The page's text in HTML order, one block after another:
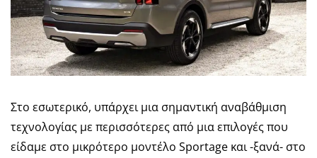
Στο εσωτερικό, υπάρχει μια σημαντική αναβάθμιση
τεχνολογίας με περισσότερες από μια επιλογές που
είδαμε στο μικρότερο μοντέλο Sportage και -ξανά- στο